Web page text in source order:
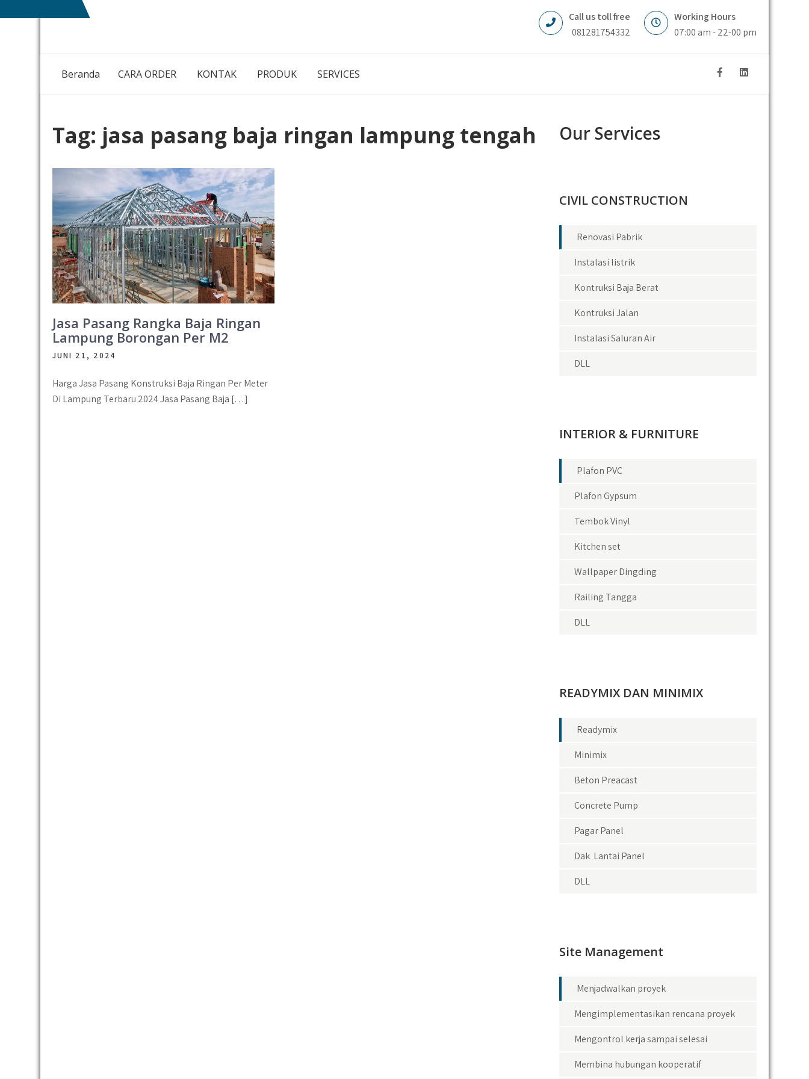
NIAGA
MEMBANGUN
Call us toll free
081281754332
Working Hours
07:00 am - 22-00 pm
Beranda CARA ORDER KONTAK PRODUK SERVICES
Tag: jasa pasang baja ringan lampung tengah
Jasa Pasang Rangka Baja Ringan
Lampung Borongan Per M2
JUNI 21, 2024
Harga Jasa Pasang Konstruksi Baja Ringan Per Meter
Di Lampung Terbaru 2024 Jasa Pasang Baja […]
Our Services
CIVIL CONSTRUCTION
Renovasi Pabrik
Instalasi listrik
Kontruksi Baja Berat
Kontruksi Jalan
Instalasi Saluran Air
DLL
INTERIOR & FURNITURE
Plafon PVC
Plafon Gypsum
Tembok Vinyl
Kitchen set
Wallpaper Dingding
Railing Tangga
DLL
READYMIX DAN MINIMIX
Readymix
Minimix
Beton Preacast
Concrete Pump
Pagar Panel
Dak Lantai Panel
DLL
Site Management
Menjadwalkan proyek
Mengimplementasikan rencana proyek
Mengontrol kerja sampai selesai
Membina hubungan kooperatif